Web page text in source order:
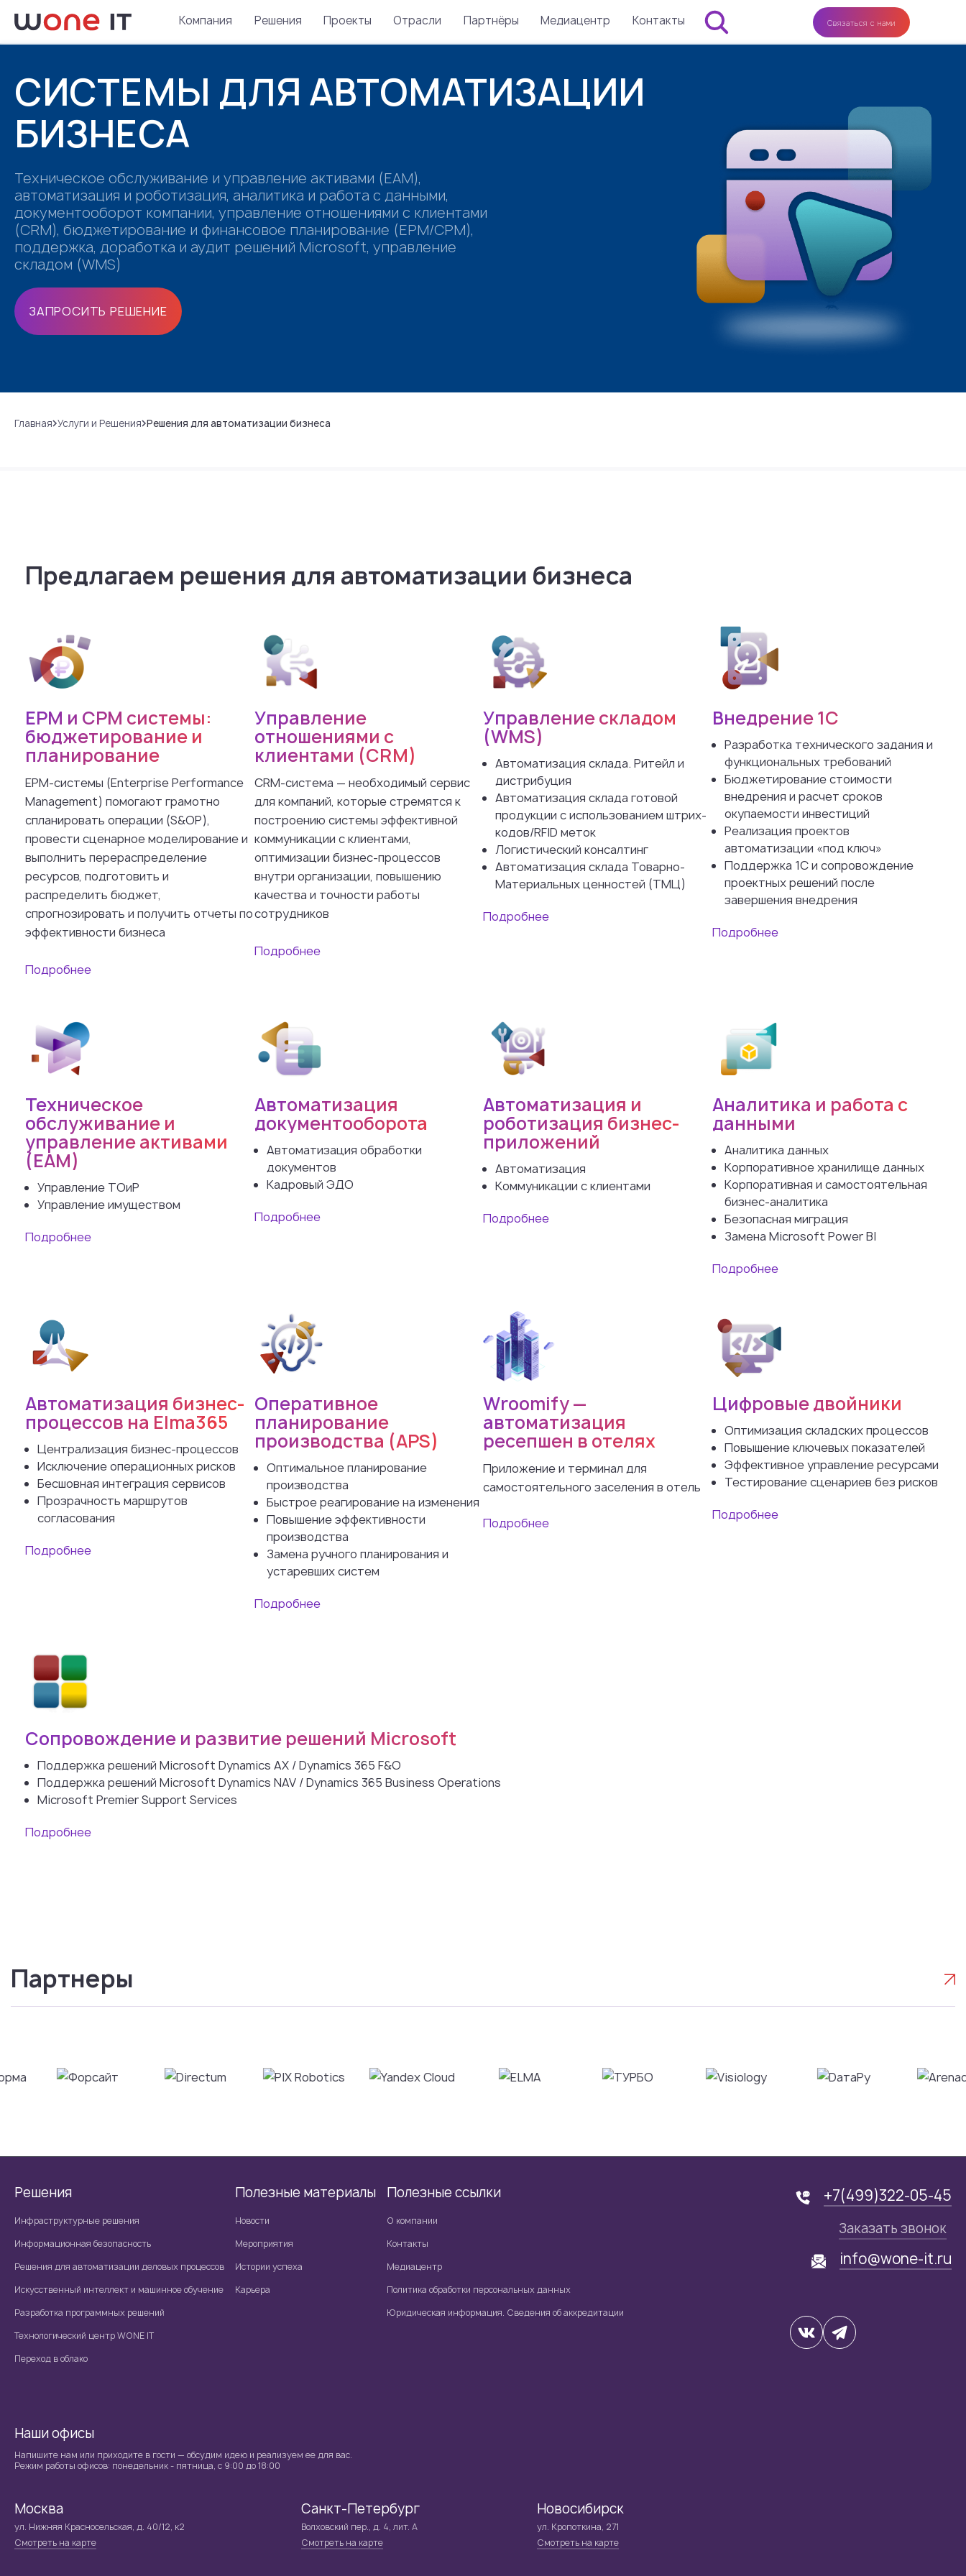
Компания Решения Проекты Отрасли Партнёры Медиацентр Контакты Связаться с нами
СИСТЕМЫ ДЛЯ АВТОМАТИЗАЦИИ
БИЗНЕСА
Техническое обслуживание и управление активами (EAM),
автоматизация и роботизация, аналитика и работа с данными,
документооборот компании, управление отношениями с клиентами
(CRM), бюджетирование и финансовое планирование (EPM/CPM),
поддержка, доработка и аудит решений Microsoft, управление
складом (WMS)
ЗАПРОСИТЬ РЕШЕНИЕ
Главная Услуги и Решения Решения для автоматизации бизнеса
Предлагаем решения для автоматизации бизнеса
EPM и CPM системы:
бюджетирование и
планирование
EPM-системы (Enterprise Performance
Management) помогают грамотно
спланировать операции (S&OP),
провести сценарное моделирование и
выполнить перераспределение
ресурсов, подготовить и
распределить бюджет,
спрогнозировать и получить отчеты по
эффективности бизнеса
Подробнее
Управление
отношениями с
клиентами (CRM)
CRM-система — необходимый сервис
для компаний, которые стремятся к
построению системы эффективной
коммуникации с клиентами,
оптимизации бизнес-процессов
внутри организации, повышению
качества и точности работы
сотрудников
Подробнее
Управление складом
(WMS)
Автоматизация склада. Ритейл и
дистрибуция
Автоматизация склада готовой
продукции с использованием штрих-
кодов/RFID меток
Логистический консалтинг
Автоматизация склада Товарно-
Материальных ценностей (ТМЦ)
Подробнее
Внедрение 1С
Разработка технического задания и
функциональных требований
Бюджетирование стоимости
внедрения и расчет сроков
окупаемости инвестиций
Реализация проектов
автоматизации «под ключ»
Поддержка 1С и сопровождение
проектных решений после
завершения внедрения
Подробнее
Техническое
обслуживание и
управление активами
(EAM)
Управление ТОиР
Управление имуществом
Подробнее
Автоматизация
документооборота
Автоматизация обработки
документов
Кадровый ЭДО
Подробнее
Автоматизация и
роботизация бизнес-
приложений
Автоматизация
Коммуникации с клиентами
Подробнее
Аналитика и работа с
данными
Аналитика данных
Корпоративное хранилище данных
Корпоративная и самостоятельная
бизнес-аналитика
Безопасная миграция
Замена Microsoft Power BI
Подробнее
Автоматизация бизнес-
процессов на Elma365
Централизация бизнес-процессов
Исключение операционных рисков
Бесшовная интеграция сервисов
Прозрачность маршрутов
согласования
Подробнее
Оперативное
планирование
производства (APS)
Оптимальное планирование
производства
Быстрое реагирование на изменения
Повышение эффективности
производства
Замена ручного планирования и
устаревших систем
Подробнее
Wroomify —
автоматизация
ресепшен в отелях
Приложение и терминал для
самостоятельного заселения в отель
Подробнее
Цифровые двойники
Оптимизация складских процессов
Повышение ключевых показателей
Эффективное управление ресурсами
Тестирование сценариев без рисков
Подробнее
Сопровождение и развитие решений Microsoft
Поддержка решений Microsoft Dynamics AX / Dynamics 365 F&O
Поддержка решений Microsoft Dynamics NAV / Dynamics 365 Business Operations
Microsoft Premier Support Services
Подробнее
Партнеры
Решения
Инфраструктурные решения
Информационная безопасность
Решения для автоматизации деловых процессов
Искусственный интеллект и машинное обучение
Разработка программных решений
Технологический центр WONE IT
Переход в облако
Полезные материалы
Новости
Мероприятия
Истории успеха
Карьера
Полезные ссылки
О компании
Контакты
Медиацентр
Политика обработки персональных данных
Юридическая информация. Сведения об аккредитации
+7(499)322-05-45
Заказать звонок
info@wone-it.ru
Наши офисы
Напишите нам или приходите в гости — обсудим идею и реализуем ее для вас.
Режим работы офисов: понедельник - пятница, с 9:00 до 18:00
Москва
ул. Нижняя Красносельская, д. 40/12, к2
Смотреть на карте
Санкт-Петербург
Волховский пер., д. 4, лит. А
Смотреть на карте
Новосибирск
ул. Кропоткина, 271
Смотреть на карте